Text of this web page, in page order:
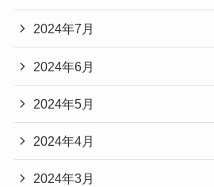
2024年7月
2024年6月
2024年5月
2024年4月
2024年3月